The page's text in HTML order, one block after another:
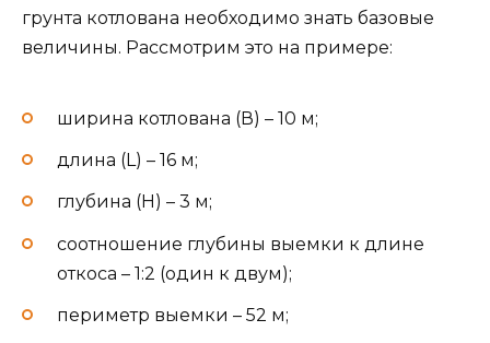
грунта котлована необходимо знать базовые
величины. Рассмотрим это на примере:
ширина котлована (В) – 10 м;
длина (L) – 16 м;
глубина (Н) – 3 м;
соотношение глубины выемки к длине
откоса – 1:2 (один к двум);
периметр выемки – 52 м;